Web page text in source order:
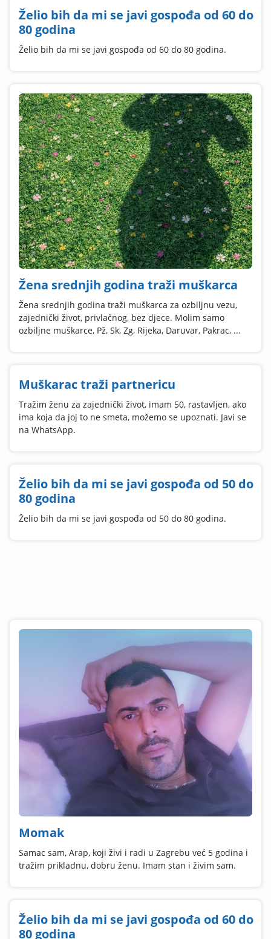
Želio bih da mi se javi gospođa od 60 do
80 godina
Želio bih da mi se javi gospođa od 60 do 80 godina.
Žena srednjih godina traži muškarca
Žena srednjih godina traži muškarca za ozbiljnu vezu,
zajednički život, privlačnog, bez djece. Molim samo
ozbiljne muškarce, Pž, Sk, Zg, Rijeka, Daruvar, Pakrac, ...
Muškarac traži partnericu
Tražim ženu za zajednički život, imam 50, rastavljen, ako
ima koja da joj to ne smeta, možemo se upoznati. Javi se
na WhatsApp.
Želio bih da mi se javi gospođa od 50 do
80 godina
Želio bih da mi se javi gospođa od 50 do 80 godina.
Momak
Samac sam, Arap, koji živi i radi u Zagrebu već 5 godina i
tražim prikladnu, dobru ženu. Imam stan i živim sam.
Želio bih da mi se javi gospođa od 60 do
80 godina